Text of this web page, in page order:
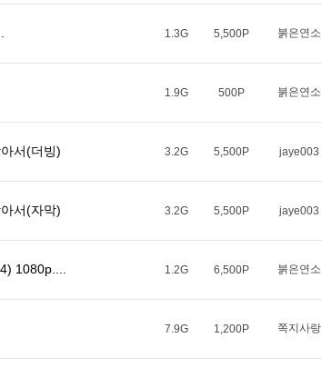
1.3G 5,500P 붉은연소
1.9G 500P 붉은연소
서(더빙) 3.2G 5,500P jaye003
서(자막) 3.2G 5,500P jaye003
1080p.... 1.2G 6,500P 붉은연소
7.9G 1,200P 쪽지사랑